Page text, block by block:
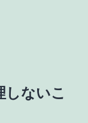
しないこ